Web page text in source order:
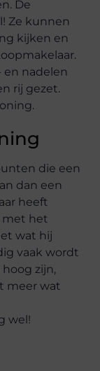
De
Ze kunnen
kijken en
en nadelen
rij gezet.
die een
dan een
heeft
met het
wat hij
vaak wordt
zijn,
meer wat
wel!